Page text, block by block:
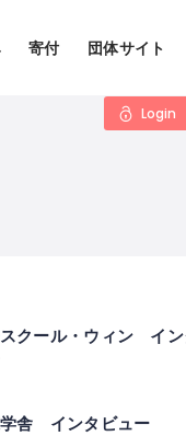
寄付 団体サイト
Login
クール・ウィン イン
舎 インタビュー